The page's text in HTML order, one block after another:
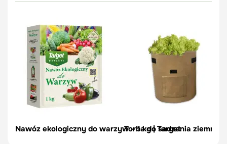
Nawóz ekologiczny do warzyw – 1 kg | Target
Torba do sadzenia